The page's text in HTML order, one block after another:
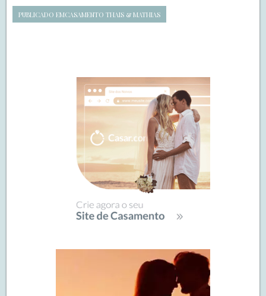
PUBLICADO EMCASAMENTO THAIS & MATHIAS
SIDEBAR